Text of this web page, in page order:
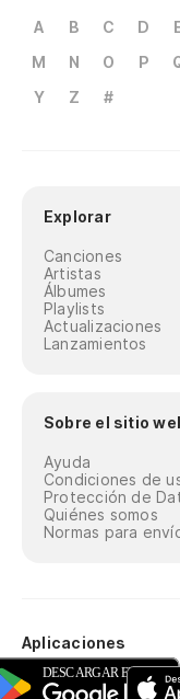
A B C D
M
N O P
Y
Z #
Explorar
Canciones
Artistas
Álbumes
Playlists
Actualizaciones
Lanzamientos
Sobre el sitio
Ayuda
Condiciones de
Protección de
Quiénes somos
Normas para
Aplicaciones